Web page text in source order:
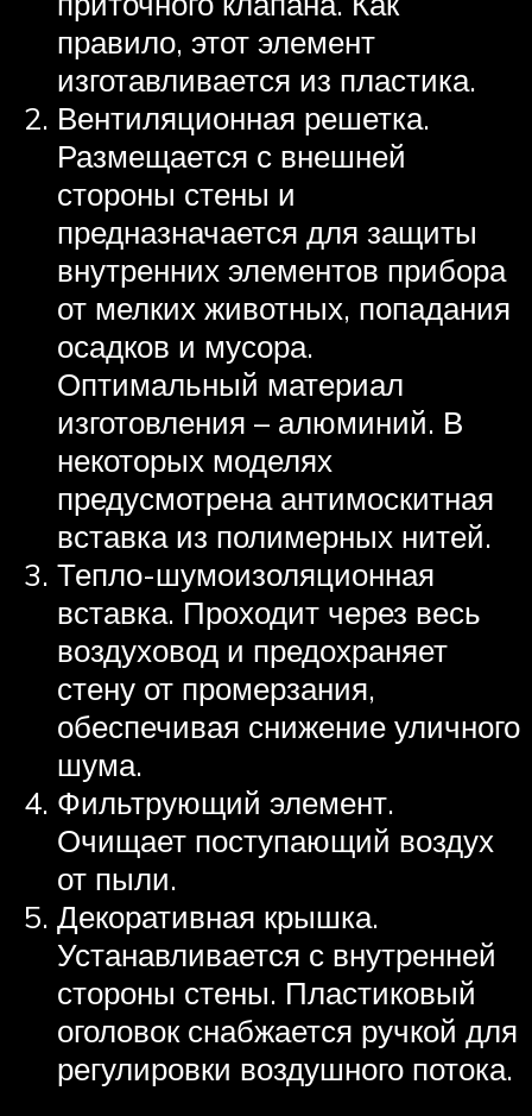
правило, этот элемент
изготавливается из пластика.
Вентиляционная решетка.
Размещается с внешней
стороны стены и
предназначается для защиты
внутренних элементов прибора
от мелких животных, попадания
осадков и мусора.
Оптимальный материал
изготовления – алюминий. В
некоторых моделях
предусмотрена антимоскитная
вставка из полимерных нитей.
Тепло-шумоизоляционная
вставка. Проходит через весь
воздуховод и предохраняет
стену от промерзания,
обеспечивая снижение уличного
шума.
Фильтрующий элемент.
Очищает поступающий воздух
от пыли.
Декоративная крышка.
Устанавливается с внутренней
стороны стены. Пластиковый
оголовок снабжается ручкой для
регулировки воздушного потока.